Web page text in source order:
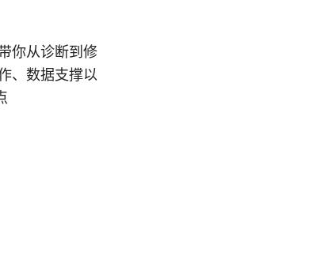
你从诊断到修
、数据支撑以